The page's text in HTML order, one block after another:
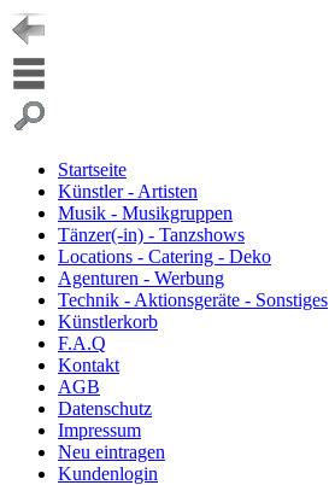
Startseite
Künstler - Artisten
Musik - Musikgruppen
Tänzer(-in) - Tanzshows
Locations - Catering - Deko
Agenturen - Werbung
Technik - Aktionsgeräte - Sonstiges
Künstlerkorb
F.A.Q
Kontakt
AGB
Datenschutz
Impressum
Neu eintragen
Kundenlogin